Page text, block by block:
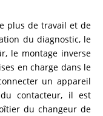
plus de travail et de
du diagnostic, le
le montage inverse
en charge dans le
un appareil
contacteur, il est
du changeur de